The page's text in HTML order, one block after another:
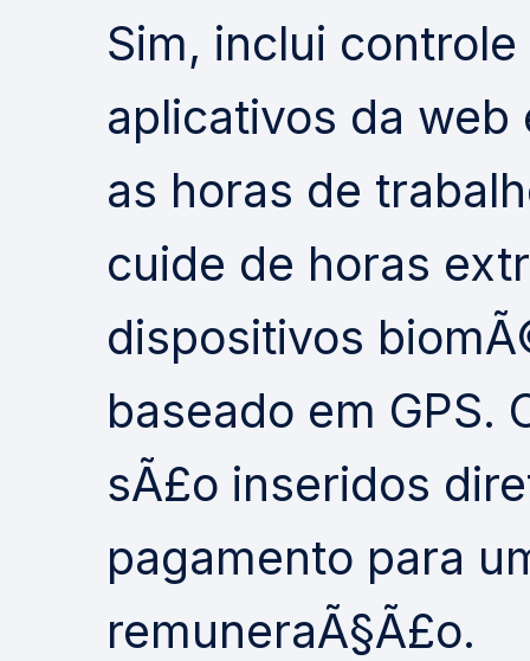
Sim, inclui
aplicativos da web
as horas de
cuide de horas
dispositivos
baseado em GPS.
sÃ£o inseridos
pagamento para
remuneraÃ§Ã£o.